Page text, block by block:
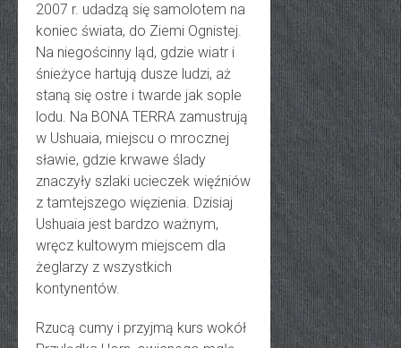
2007 r. udadzą się samolotem na
koniec świata, do Ziemi Ognistej.
Na niegościnny ląd, gdzie wiatr i
śnieżyce hartują dusze ludzi, aż
staną się ostre i twarde jak sople
lodu. Na BONA TERRA zamustrują
w Ushuaia, miejscu o mrocznej
sławie, gdzie krwawe ślady
znaczyły szlaki ucieczek więźniów
z tamtejszego więzienia. Dzisiaj
Ushuaia jest bardzo ważnym,
wręcz kultowym miejscem dla
żeglarzy z wszystkich
kontynentów.
Rzucą cumy i przyjmą kurs wokół